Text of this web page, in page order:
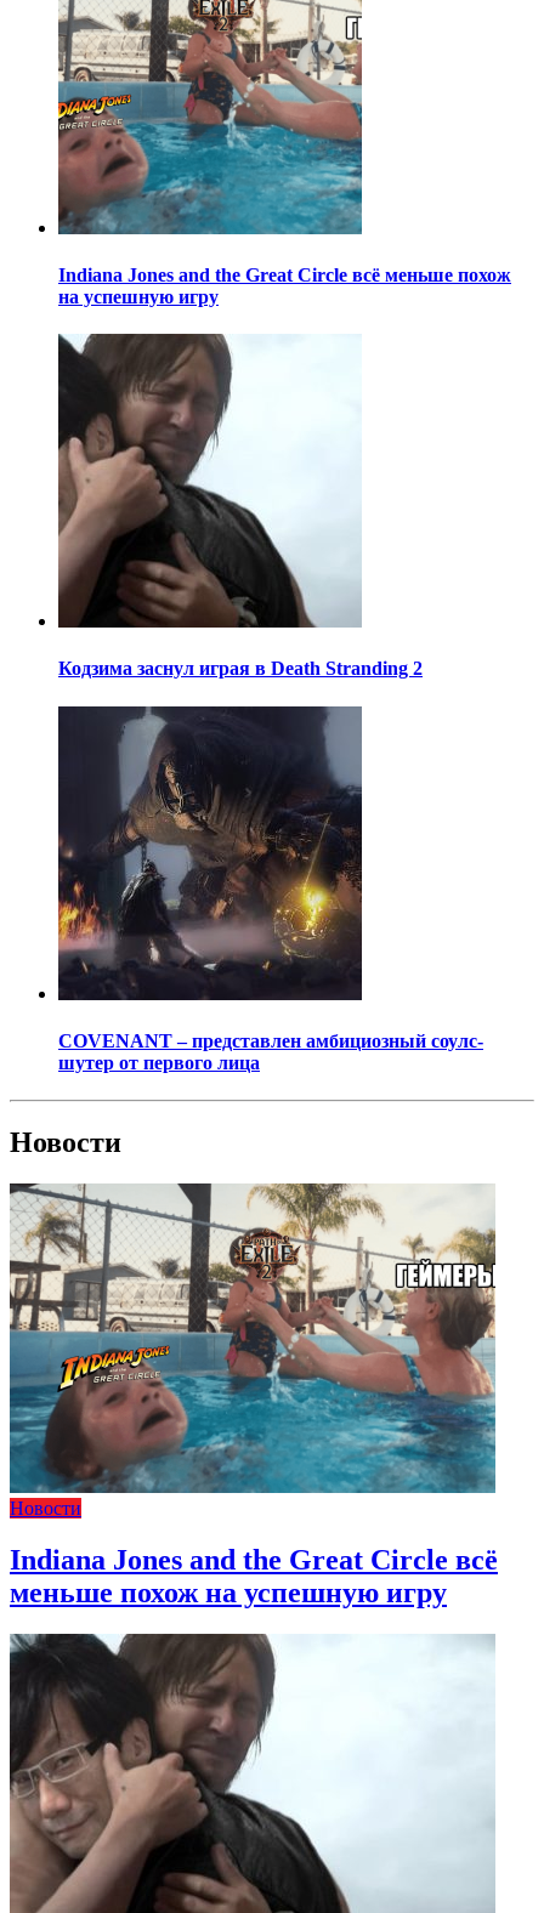
Indiana Jones and the Great Circle всё меньше похож
на успешную игру
Кодзима заснул играя в Death Stranding 2
COVENANT – представлен амбициозный соулс-
шутер от первого лица
Новости
Новости
Indiana Jones and the Great Circle всё
меньше похож на успешную игру